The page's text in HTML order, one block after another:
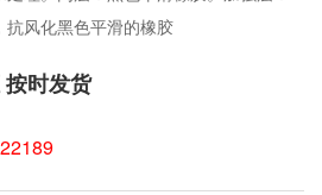
风化黑色平滑的橡胶
时发货